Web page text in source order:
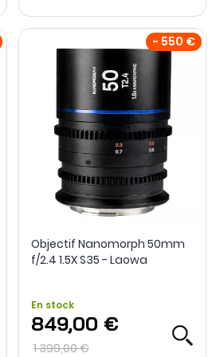
- 550 €
Objectif Nanomorph 50mm
f/2.4 1.5X S35 - Laowa
En stock
849,00 €
1 399,00 €